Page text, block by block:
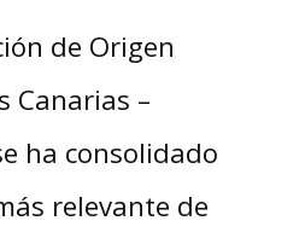
de Origen
Canarias –
ha consolidado
relevante de